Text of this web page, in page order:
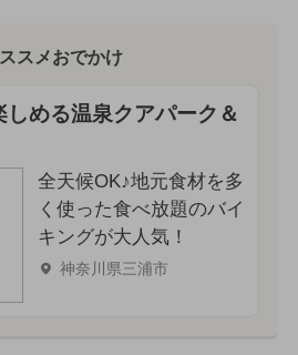
スメおでかけ
しめる温泉クアパーク＆
全天候OK♪地元食材を多
く使った食べ放題のバイ
キングが大人気！
神奈川県三浦市